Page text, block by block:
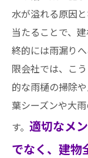
水が溢れる原因
当たることで、
終的には雨漏り
限会社では、こ
的な雨樋の掃除
葉シーズンや大
す。 適切なメ
でなく、建物